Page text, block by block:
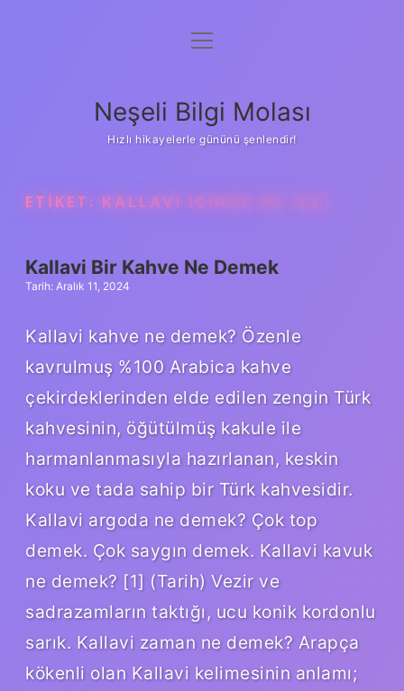
Anasayfa
Yasal Uyarı
menüyü
Neşeli Bilgi Molası
Hızlı hikayelerle gününü şenlendir!
ETIKET: KALLAVI IÇINDE NE VAR
Kallavi Bir Kahve Ne Demek
Tarih: Aralık 11, 2024
Kallavi kahve ne demek? Özenle
kavrulmuş %100 Arabica kahve
çekirdeklerinden elde edilen zengin Türk
kahvesinin, öğütülmüş kakule ile
harmanlanmasıyla hazırlanan, keskin
koku ve tada sahip bir Türk kahvesidir.
Kallavi argoda ne demek? Çok top
demek. Çok saygın demek. Kallavi kavuk
ne demek? [1] (Tarih) Vezir ve
sadrazamların taktığı, ucu konik kordonlu
sarık. Kallavi zaman ne demek? Arapça
kökenli olan Kallavi kelimesinin anlamı;